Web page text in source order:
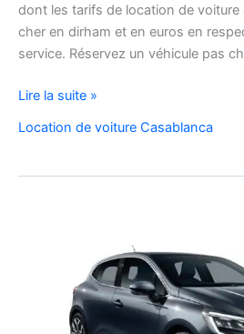
dont les tarifs de location de voiture
cher en dirham et en euros en
service. Réservez un véhicule pas
location
casablanca
moulay
Lire la suite »
Location de voiture Casablanca